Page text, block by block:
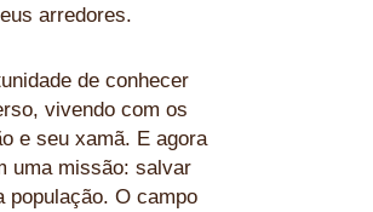
arredores.
de conhecer
vivendo com os
e seu xamã. E agora
uma missão: salvar
população. O campo